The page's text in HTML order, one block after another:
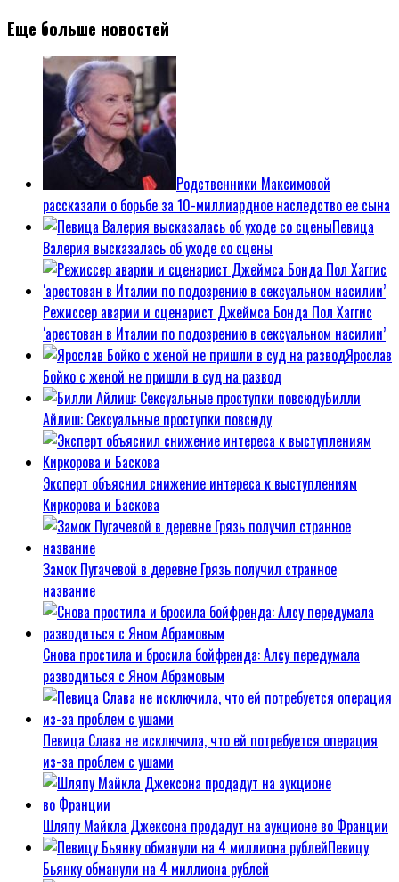
Еще больше новостей
Родственники Максимовой
рассказали о борьбе за 10-миллиардное наследство ее сына
Певица
Валерия высказалась об уходе со сцены
Режиссер аварии и сценарист Джеймса Бонда Пол Хаггис
‘арестован в Италии по подозрению в сексуальном насилии’
Ярослав
Бойко с женой не пришли в суд на развод
Билли
Айлиш: Сексуальные проступки повсюду
Эксперт объяснил снижение интереса к выступлениям
Киркорова и Баскова
Замок Пугачевой в деревне Грязь получил странное
название
Снова простила и бросила бойфренда: Алсу передумала
разводиться с Яном Абрамовым
Певица Слава не исключила, что ей потребуется операция
из-за проблем с ушами
Шляпу Майкла Джексона продадут на аукционе во Франции
Певицу
Бьянку обманули на 4 миллиона рублей